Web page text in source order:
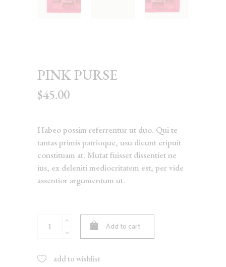
PINK PURSE
$45.00
Habeo possim referrentur ut duo. Qui te
tantas primis patrioque, usu dicunt eripuit
constituam at. Mutat fuisset dissentiet ne
ius, ex deleniti mediocritatem est, per vide
assentior argumentum ut.
Purse
Add to cart
add to wishlist